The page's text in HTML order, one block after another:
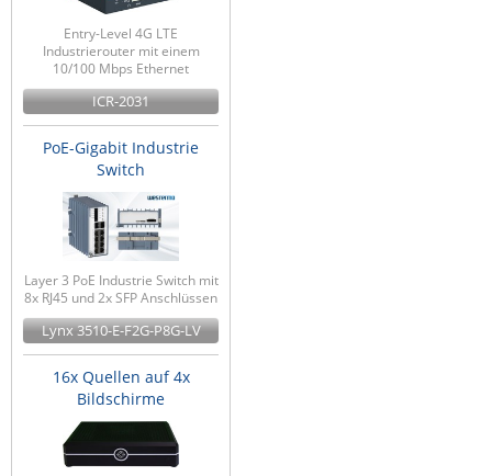
Entry-Level 4G LTE
Industrierouter mit einem
10/100 Mbps Ethernet
ICR-2031
PoE-Gigabit Industrie
Switch
Layer 3 PoE Industrie Switch mit
8x RJ45 und 2x SFP Anschlüssen
Lynx 3510-E-F2G-P8G-LV
16x Quellen auf 4x
Bildschirme